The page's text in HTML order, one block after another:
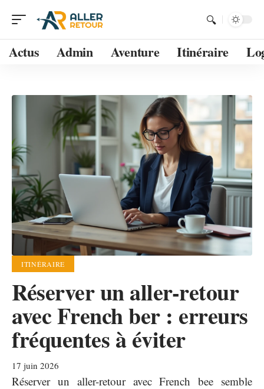
Actus Admin Aventure Itinéraire
ITINÉRAIRE
Réserver un aller-retour
avec French ber : erreurs
fréquentes à éviter
17 juin 2026
Réserver un aller-retour avec French bee semble